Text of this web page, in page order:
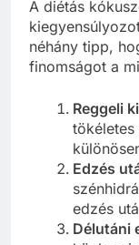
A diétás
néhány tipp,
finomságot a
Reggeli
tökéletes
Edzés
edzés
Délutáni